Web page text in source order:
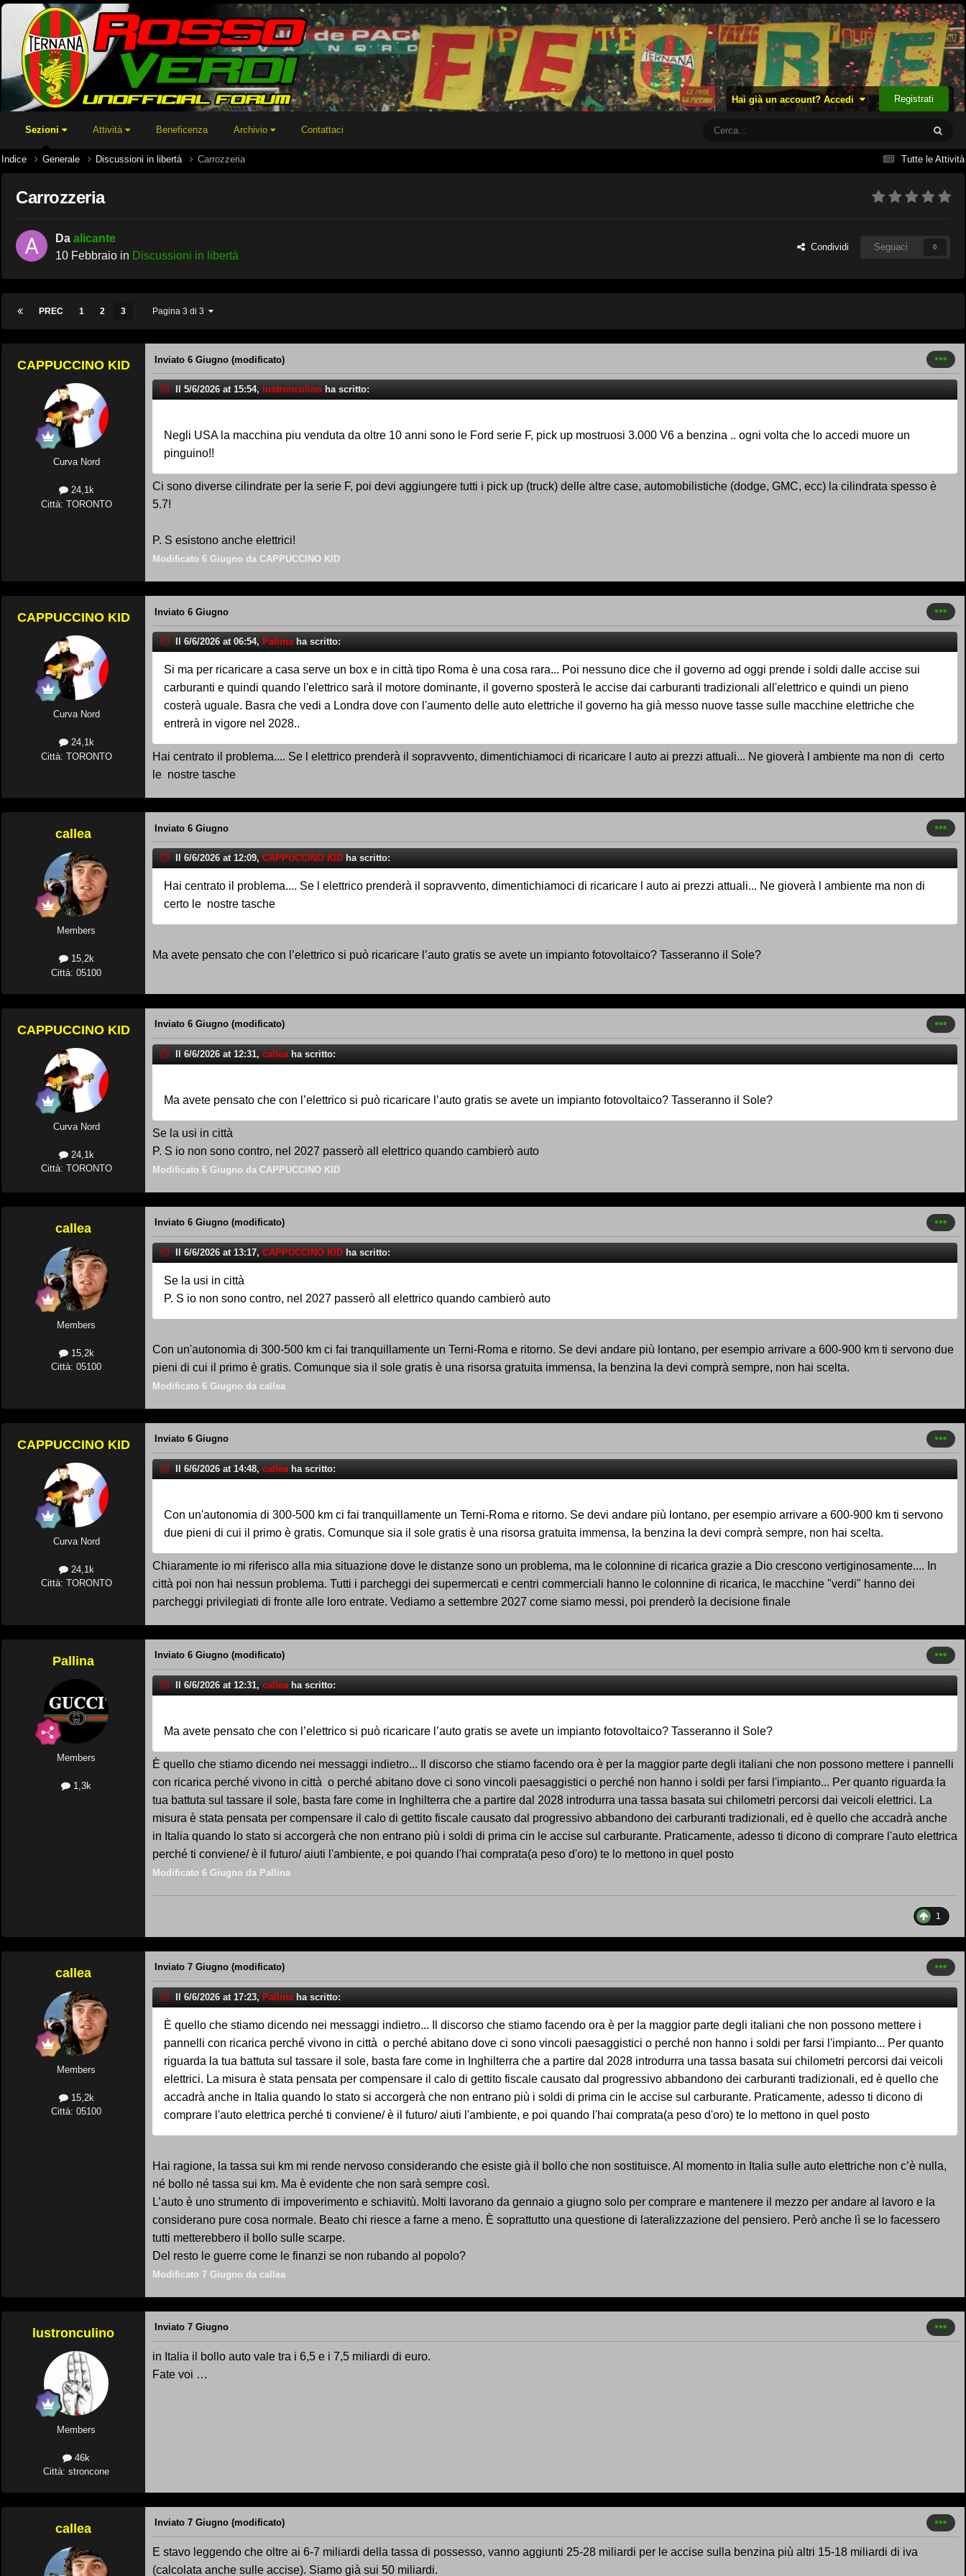
Hai già un account? Accedi Registrati
Sezioni Attività Beneficenza Archivio Contattaci
Tutte le Attività
Indice Generale Discussioni in libertà Carrozzeria
Carrozzeria
Da alicante
10 Febbraio in Discussioni in libertà
Condividi Seguaci 0
PREC 1 2 3 Pagina 3 di 3
CAPPUCCINO KID
Curva Nord
24,1k
Città: TORONTO
Inviato 6 Giugno (modificato)
Il 5/6/2026 at 15:54, lustronculino ha scritto:
Negli USA la macchina piu venduta da oltre 10 anni sono le Ford serie F, pick up mostruosi 3.000 V6 a benzina .. ogni volta che lo accedi muore un
pinguino!!
Ci sono diverse cilindrate per la serie F, poi devi aggiungere tutti i pick up (truck) delle altre case, automobilistiche (dodge, GMC, ecc) la cilindrata spesso è
5.7!
P. S esistono anche elettrici!
Modificato 6 Giugno da CAPPUCCINO KID
CAPPUCCINO KID
Curva Nord
24,1k
Città: TORONTO
Inviato 6 Giugno
Il 6/6/2026 at 06:54, Pallinaha scritto:
Si ma per ricaricare a casa serve un box e in città tipo Roma è una cosa rara... Poi nessuno dice che il governo ad oggi prende i soldi dalle accise sui
carburanti e quindi quando l'elettrico sarà il motore dominante, il governo sposterà le accise dai carburanti tradizionali all'elettrico e quindi un pieno
costerà uguale. Basra che vedi a Londra dove con l'aumento delle auto elettriche il governo ha già messo nuove tasse sulle macchine elettriche che
entrerà in vigore nel 2028..
Hai centrato il problema.... Se l elettrico prenderà il sopravvento, dimentichiamoci di ricaricare l auto ai prezzi attuali... Ne gioverà l ambiente ma non di certo
le nostre tasche
callea
Members
15,2k
Città: 05100
Inviato 6 Giugno
Il 6/6/2026 at 12:09, CAPPUCCINO KID ha scritto:
Hai centrato il problema.... Se l elettrico prenderà il sopravvento, dimentichiamoci di ricaricare l auto ai prezzi attuali... Ne gioverà l ambiente ma non di
certo le nostre tasche
Ma avete pensato che con l’elettrico si può ricaricare l’auto gratis se avete un impianto fotovoltaico? Tasseranno il Sole?
CAPPUCCINO KID
Curva Nord
24,1k
Città: TORONTO
Inviato 6 Giugno (modificato)
Il 6/6/2026 at 12:31, callea ha scritto:
Ma avete pensato che con l’elettrico si può ricaricare l’auto gratis se avete un impianto fotovoltaico? Tasseranno il Sole?
Se la usi in città
P. S io non sono contro, nel 2027 passerò all elettrico quando cambierò auto
Modificato 6 Giugno da CAPPUCCINO KID
callea
Members
15,2k
Città: 05100
Inviato 6 Giugno (modificato)
Il 6/6/2026 at 13:17, CAPPUCCINO KID ha scritto:
Se la usi in città
P. S io non sono contro, nel 2027 passerò all elettrico quando cambierò auto
Con un'autonomia di 300-500 km ci fai tranquillamente un Terni-Roma e ritorno. Se devi andare più lontano, per esempio arrivare a 600-900 km ti servono due
pieni di cui il primo è gratis. Comunque sia il sole gratis è una risorsa gratuita immensa, la benzina la devi comprà sempre, non hai scelta.
Modificato 6 Giugno da callea
CAPPUCCINO KID
Curva Nord
24,1k
Città: TORONTO
Inviato 6 Giugno
Il 6/6/2026 at 14:48, callea ha scritto:
Con un'autonomia di 300-500 km ci fai tranquillamente un Terni-Roma e ritorno. Se devi andare più lontano, per esempio arrivare a 600-900 km ti servono
due pieni di cui il primo è gratis. Comunque sia il sole gratis è una risorsa gratuita immensa, la benzina la devi comprà sempre, non hai scelta.
Chiaramente io mi riferisco alla mia situazione dove le distanze sono un problema, ma le colonnine di ricarica grazie a Dio crescono vertiginosamente.... In
città poi non hai nessun problema. Tutti i parcheggi dei supermercati e centri commerciali hanno le colonnine di ricarica, le macchine "verdi" hanno dei
parcheggi privilegiati di fronte alle loro entrate. Vediamo a settembre 2027 come siamo messi, poi prenderò la decisione finale
Pallina
Members
1,3k
Inviato 6 Giugno (modificato)
Il 6/6/2026 at 12:31, callea ha scritto:
Ma avete pensato che con l’elettrico si può ricaricare l’auto gratis se avete un impianto fotovoltaico? Tasseranno il Sole?
È quello che stiamo dicendo nei messaggi indietro... Il discorso che stiamo facendo ora è per la maggior parte degli italiani che non possono mettere i pannelli
con ricarica perché vivono in città o perché abitano dove ci sono vincoli paesaggistici o perché non hanno i soldi per farsi l'impianto... Per quanto riguarda la
tua battuta sul tassare il sole, basta fare come in Inghilterra che a partire dal 2028 introdurra una tassa basata sui chilometri percorsi dai veicoli elettrici. La
misura è stata pensata per compensare il calo di gettito fiscale causato dal progressivo abbandono dei carburanti tradizionali, ed è quello che accadrà anche
in Italia quando lo stato si accorgerà che non entrano più i soldi di prima cin le accise sul carburante. Praticamente, adesso ti dicono di comprare l'auto elettrica
perché ti conviene/ è il futuro/ aiuti l'ambiente, e poi quando l'hai comprata(a peso d'oro) te lo mettono in quel posto
Modificato 6 Giugno da Pallina
1
callea
Members
15,2k
Città: 05100
Inviato 7 Giugno (modificato)
Il 6/6/2026 at 17:23, Pallina ha scritto:
È quello che stiamo dicendo nei messaggi indietro... Il discorso che stiamo facendo ora è per la maggior parte degli italiani che non possono mettere i
pannelli con ricarica perché vivono in città o perché abitano dove ci sono vincoli paesaggistici o perché non hanno i soldi per farsi l'impianto... Per quanto
riguarda la tua battuta sul tassare il sole, basta fare come in Inghilterra che a partire dal 2028 introdurra una tassa basata sui chilometri percorsi dai veicoli
elettrici. La misura è stata pensata per compensare il calo di gettito fiscale causato dal progressivo abbandono dei carburanti tradizionali, ed è quello che
accadrà anche in Italia quando lo stato si accorgerà che non entrano più i soldi di prima cin le accise sul carburante. Praticamente, adesso ti dicono di
comprare l'auto elettrica perché ti conviene/ è il futuro/ aiuti l'ambiente, e poi quando l'hai comprata(a peso d'oro) te lo mettono in quel posto
Hai ragione, la tassa sui km mi rende nervoso considerando che esiste già il bollo che non sostituisce. Al momento in Italia sulle auto elettriche non c’è nulla,
né bollo né tassa sui km. Ma è evidente che non sarà sempre così.
L’auto è uno strumento di impoverimento e schiavitù. Molti lavorano da gennaio a giugno solo per comprare e mantenere il mezzo per andare al lavoro e la
considerano pure cosa normale. Beato chi riesce a farne a meno. È soprattutto una questione di lateralizzazione del pensiero. Però anche lì se lo facessero
tutti metterebbero il bollo sulle scarpe.
Del resto le guerre come le finanzi se non rubando al popolo?
Modificato 7 Giugno da callea
lustronculino
Members
46k
Città: stroncone
Inviato 7 Giugno
in Italia il bollo auto vale tra i 6,5 e i 7,5 miliardi di euro.
Fate voi …
callea Inviato 7 Giugno (modificato)
E stavo leggendo che oltre ai 6-7 miliardi della tassa di possesso, vanno aggiunti 25-28 miliardi per le accise sulla benzina più altri 15-18 miliardi di iva
(calcolata anche sulle accise). Siamo già sui 50 miliardi.